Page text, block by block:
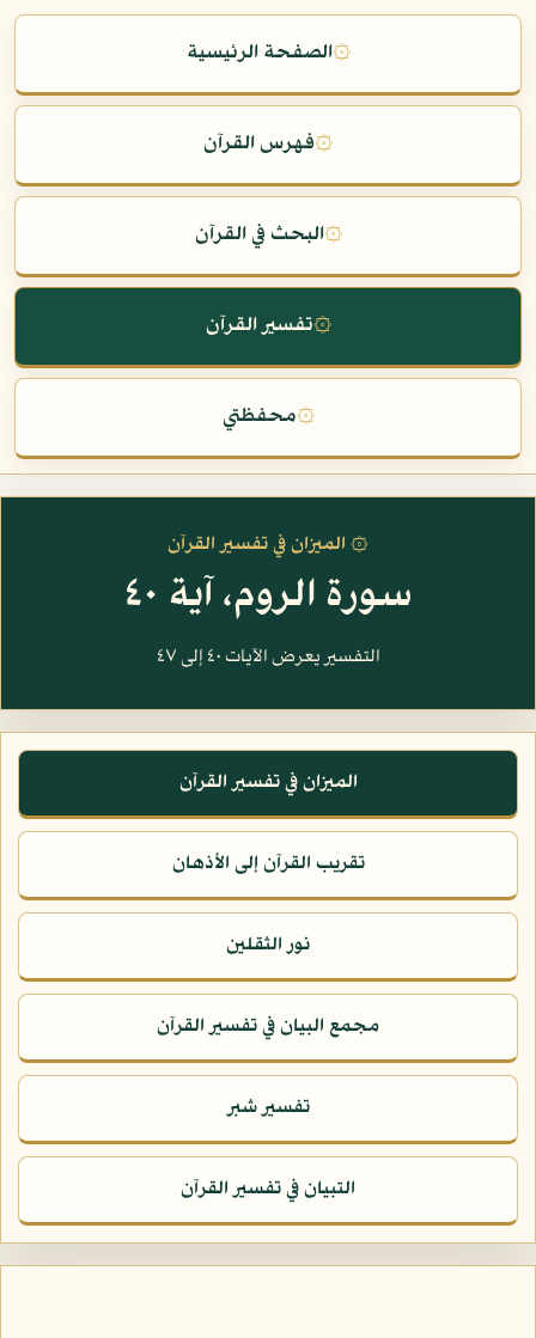
۞الصفحة الرئيسية
۞فهرس القرآن
۞البحث في القرآن
۞تفسير القرآن
۞محفظتي
۞ الميزان في تفسير القرآن
سورة الروم، آية ٤٠
التفسير يعرض الآيات ٤٠ إلى ٤٧
الميزان في تفسير القرآن
تقريب القرآن إلى الأذهان
نور الثقلين
مجمع البيان في تفسير القرآن
تفسير شبر
التبيان في تفسير القرآن